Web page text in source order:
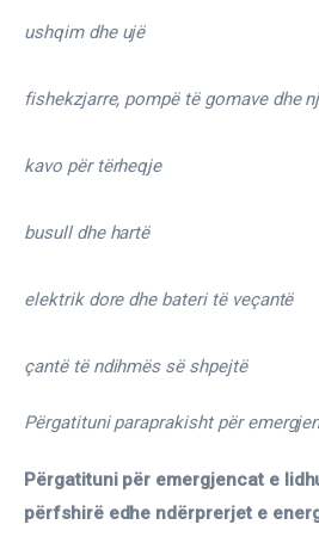
ushqim dhe ujë
fishekzjarre, pompë të gomave dhe
kavo për tërheqje
busull dhe hartë
elektrik dore dhe bateri të veçantë
çantë të ndihmës së shpejtë
Përgatituni paraprakisht për
Përgatituni për emergjencat e
përfshirë edhe ndërprerjet e